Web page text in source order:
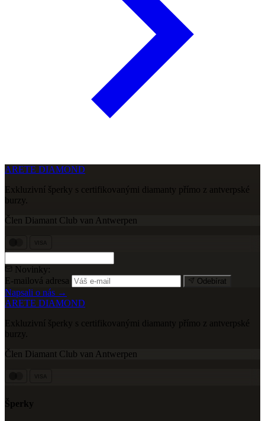
ARETE DIAMOND
Exkluzivní šperky s certifikovanými diamanty přímo z antverpské
burzy.
Člen Diamant Club van Antwerpen
Novinky:
E-mailová adresa
Odebírat
Napsali o nás →
ARETE DIAMOND
Exkluzivní šperky s certifikovanými diamanty přímo z antverpské
burzy.
Člen Diamant Club van Antwerpen
Šperky